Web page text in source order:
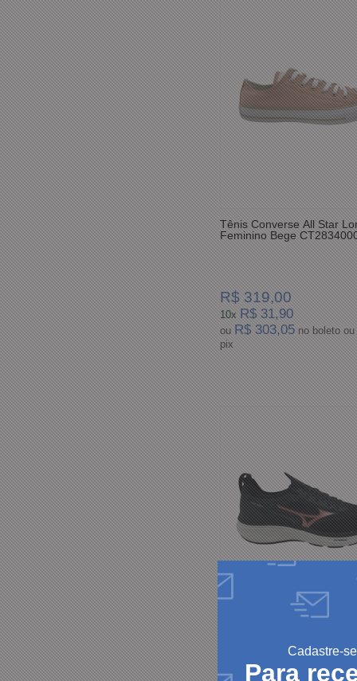
Cadastre-se
Para
Tênis Converse All Star
Feminino Bege
R$ 319,00
10x R$ 31,90
ou R$ 303,05 no boleto ou
pix